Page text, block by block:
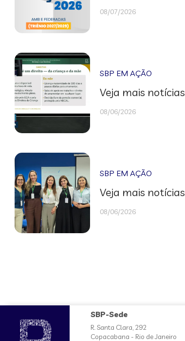
08/07/2026
SBP EM AÇÃO
Veja mais notícias
08/06/2026
SBP EM AÇÃO
Veja mais notícias
08/06/2026
SBP-Sede
R. Santa Clara, 292
Copacabana - Rio de Janeiro